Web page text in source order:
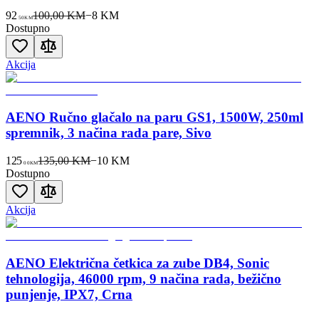
92 50KM100,00 KM−8KM
Dostupno
Akcija
AENO Ručno glačalo na paru GS1, 1500W, 250ml
spremnik, 3 načina rada pare, Sivo
125 00KM135,00 KM−10 KM
Dostupno
Akcija
AENO Električna četkica za zube DB4, Sonic
tehnologija, 46000 rpm, 9 načina rada, bežično
punjenje, IPX7, Crna